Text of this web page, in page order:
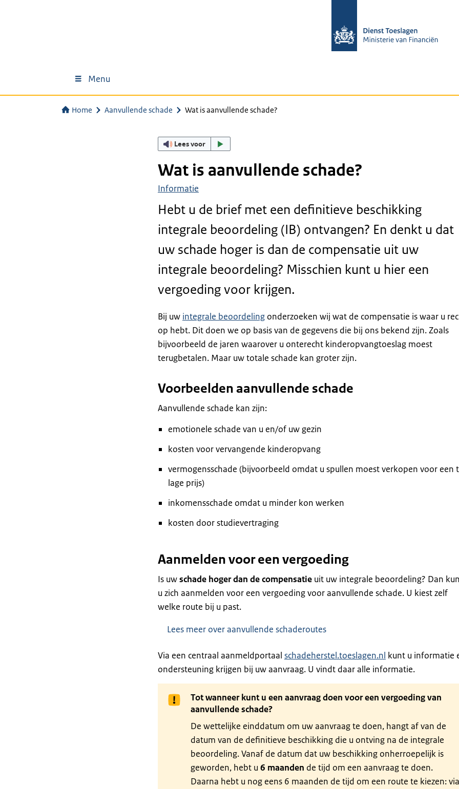
Menu
Home Aanvullende schade Wat is aanvullende schade?
Lees voor
Wat is aanvullende schade?
Informatie
Hebt u de brief met een definitieve beschikking
integrale beoordeling (IB) ontvangen? En denkt u dat
uw schade hoger is dan de compensatie uit uw
integrale beoordeling? Misschien kunt u hier een
vergoeding voor krijgen.
Bij uw integrale beoordelingonderzoeken wij wat de compensatie is waar u
op hebt. Dit doen we op basis van de gegevens die bij ons bekend zijn. Zoals
bijvoorbeeld de jaren waarover u onterecht kinderopvangtoeslag moest
terugbetalen. Maar uw totale schade kan groter zijn.
Voorbeelden aanvullende schade
Aanvullende schade kan zijn:
emotionele schade van u en/of uw gezin
kosten voor vervangende kinderopvang
vermogensschade (bijvoorbeeld omdat u spullen moest verkopen voor een
lage prijs)
inkomensschade omdat u minder kon werken
kosten door studievertraging
Aanmelden voor een vergoeding
Is uwschade hoger dan de compensatieuit uw integrale beoordeling? Dan
u zich aanmelden voor een vergoeding voor aanvullende schade. U kiest zelf
welke route bij u past.
Lees meer over aanvullende schaderoutes
Via een centraal aanmeldportaal schadeherstel.toeslagen.nl kunt u informatie
ondersteuning krijgen bij uw aanvraag. U vindt daar alle informatie.
Tot wanneer kunt u een aanvraag doen voor een vergoeding van
aanvullende schade?
De wettelijke einddatum om uw aanvraag te doen, hangt af van de
datum van de definitieve beschikking die u ontving na de integrale
beoordeling. Vanaf de datum dat uw beschikking onherroepelijk is
geworden, hebt u 6 maanden de tijd om een aanvraag te doen.
Daarna hebt u nog eens 6 maanden de tijd om een route te kiezen: via